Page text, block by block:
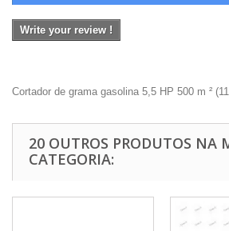
Write your review !
Cortador de grama gasolina 5,5 HP 500 m ² (
20 OUTROS PRODUTOS NA
CATEGORIA: